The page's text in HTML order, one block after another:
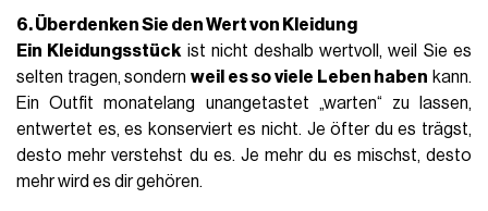
6. Überdenken Sie den Wert von Kleidung
Ein Kleidungsstück ist nicht deshalb wertvoll, weil Sie es
selten tragen, sondernweil es so viele Leben haben kann.
Ein Outfit monatelang unangetastet „warten“ zu lassen,
entwertet es, es konserviert es nicht. Je öfter du es trägst,
desto mehr verstehst du es. Je mehr du es mischst, desto
mehr wird es dir gehören.